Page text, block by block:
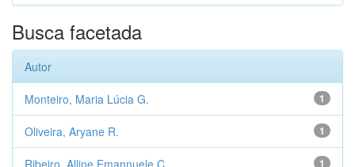
Busca facetada
Autor
1
Monteiro, Maria Lúcia G.
1
Oliveira, Aryane R.
1